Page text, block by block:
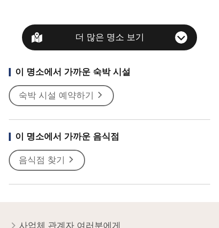
더 많은 명소 보기
이 명소에서 가까운 숙박 시설
숙박 시설 예약하기
이 명소에서 가까운 음식점
음식점 찾기
사업체 관계자 여러분에게